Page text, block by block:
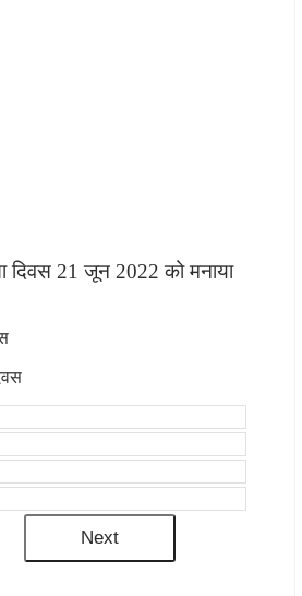
दिवस 21 जून 2022 को मनाया